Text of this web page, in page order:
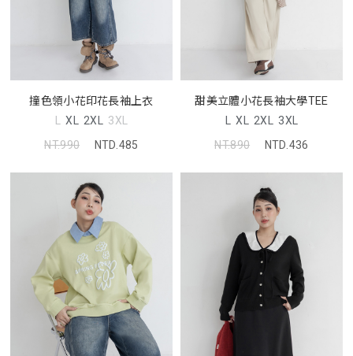
撞色領小花印花長袖上衣
L XL 2XL 3XL
NT.990
NTD.485
甜美立體小花長袖大學TEE
L XL 2XL 3XL
NT.890
NTD.436